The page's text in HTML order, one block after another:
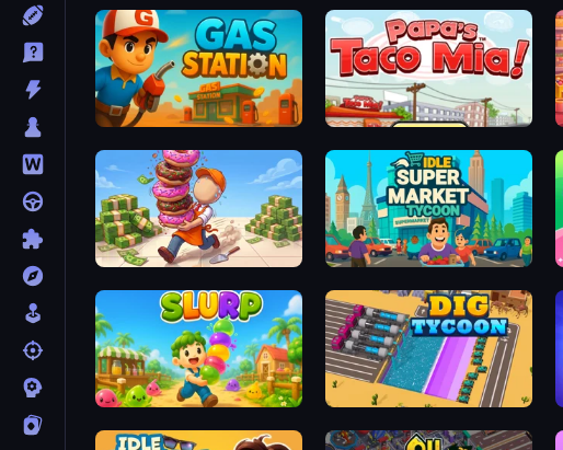
Gas Station Papa's Taco Mia
Donut Place Idle Supermarket Tycoon
Slurp Dig Tycoon